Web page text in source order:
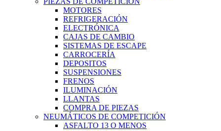
MOTORES
REFRIGERACIÓN
ELECTRÓNICA
CAJAS DE CAMBIO
SISTEMAS DE ESCAPE
CARROCERÍA
DEPOSITOS
SUSPENSIONES
FRENOS
ILUMINACIÓN
LLANTAS
COMPRA DE PIEZAS
NEUMÁTICOS DE COMPETICIÓN
ASFALTO 13 O MENOS